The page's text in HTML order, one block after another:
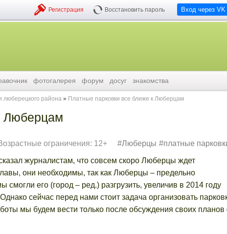
Вход через VK
Регистрация Восстановить пароль
фотогалерея форум досуг знакомства
люберецкого района Платные парковки все ближе к Люберцам
Люберцам
ограничения: 12+ Люберцы платные
журналистам, что совсем скоро Люберцы ждет
они необходимы, так как Люберцы – предельно
его (город – ред.) разгрузить, увеличив в 2014 году
сейчас перед нами стоит задача организовать
мы будем вести только после обсуждения своих планов